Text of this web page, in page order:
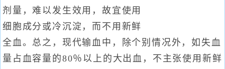
剂量，难以发生效用，故宜使用
细胞成分或冷沉淀，而不用新鲜
全血。总之，现代输血中，除个别情况外，如失血
量占血容量的80％以上的大出血，不主张使用新鲜